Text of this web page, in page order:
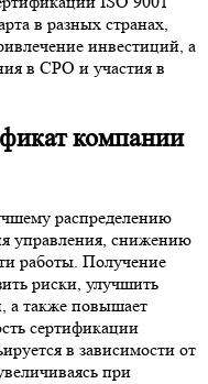
в разных странах,
инвестиций, а
в СРО и участия в
компании
распределению
управления, снижению
работы. Получение
риски, улучшить
а также повышает
сертификации
в зависимости от
при